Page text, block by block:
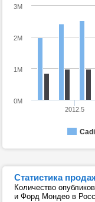
2012.5
0M
1M
2M
3M
Статистика
Количество
и Форд Мондео в